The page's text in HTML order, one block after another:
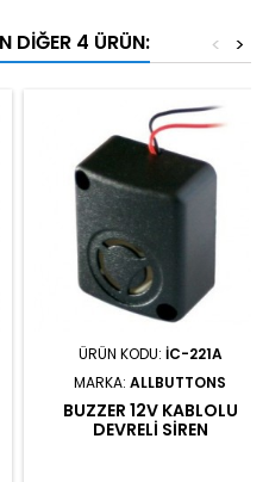
DIĞER 4 ÜRÜN: >
<
ÜRÜN KODU: IC-221A
MARKA: ALLBUTTONS
BUZZER 12V KABLOLU
DEVRELI SIREN